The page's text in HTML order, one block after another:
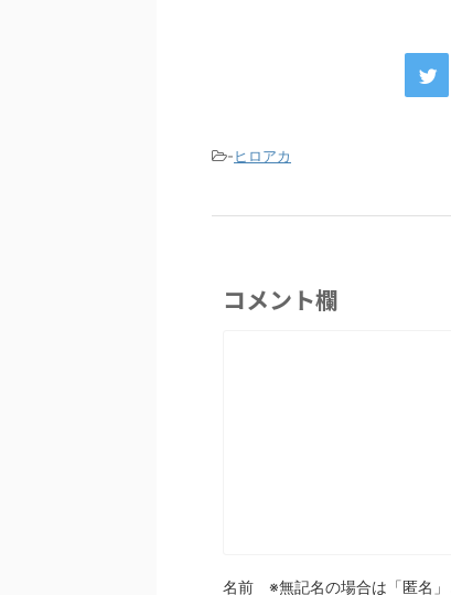
-ヒロアカ
コメント欄
名前